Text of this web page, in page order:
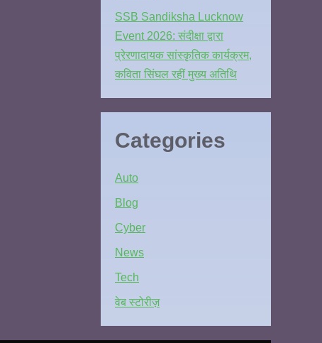
SSB Sandiksha Lucknow
Event 2026: संदीक्षा द्वारा
प्रेरणादायक सांस्कृतिक कार्यक्रम,
कविता सिंघल रहीं मुख्य अतिथि
Categories
Auto
Blog
Cyber
News
Tech
वेब स्टोरीज़